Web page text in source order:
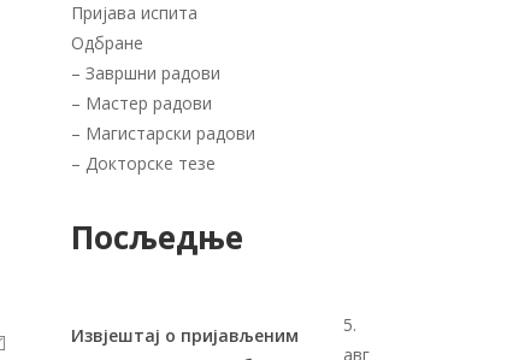
Пријава испита
Одбране
– Завршни радови
– Мастер радови
– Магистарски радови
– Докторске тезе
Посљедње
Извјештај о пријављеним
5.
авг